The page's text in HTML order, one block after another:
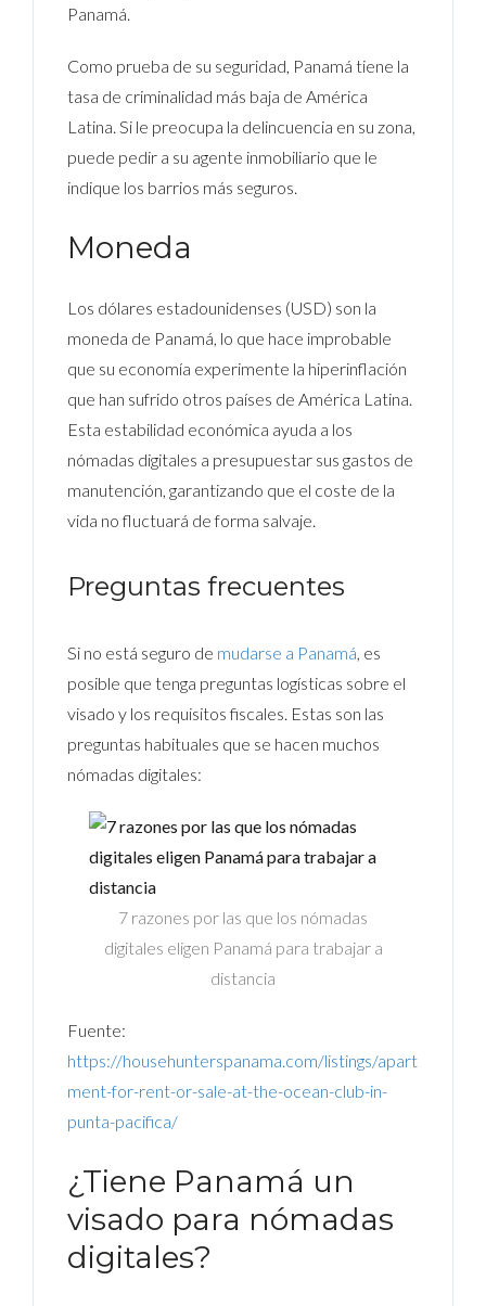
Panamá.
Como prueba de su seguridad, Panamá tiene la
tasa de criminalidad más baja de América
Latina. Si le preocupa la delincuencia en su zona,
puede pedir a su agente inmobiliario que le
indique los barrios más seguros.
Moneda
Los dólares estadounidenses (USD) son la
moneda de Panamá, lo que hace improbable
que su economía experimente la hiperinflación
que han sufrido otros países de América Latina.
Esta estabilidad económica ayuda a los
nómadas digitales a presupuestar sus gastos de
manutención, garantizando que el coste de la
vida no fluctuará de forma salvaje.
Preguntas frecuentes
Si no está seguro de mudarse a Panamá, es
posible que tenga preguntas logísticas sobre el
visado y los requisitos fiscales. Estas son las
preguntas habituales que se hacen muchos
nómadas digitales:
7 razones por las que los nómadas
digitales eligen Panamá para trabajar a
distancia
Fuente:
https://househunterspanama.com/listings/apart
ment-for-rent-or-sale-at-the-ocean-club-in-
punta-pacifica/
¿Tiene Panamá un
visado para nómadas
digitales?